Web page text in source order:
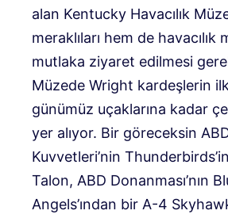
alan Kentucky Havacılık
meraklıları hem de havacılık
mutlaka ziyaret edilmesi
Müzede Wright kardeşlerin
günümüz uçaklarına kadar
yer alıyor. Bir göreceksin
Kuvvetleri’nin
Talon, ABD Donanması’nın
Angels’ından bir A-4